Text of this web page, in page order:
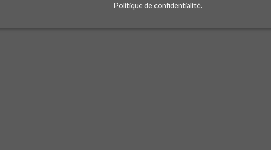
Politique de confidentialité.